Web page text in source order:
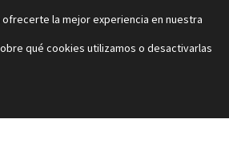
la mejor experiencia en nuestra
qué cookies utilizamos o desactivarlas